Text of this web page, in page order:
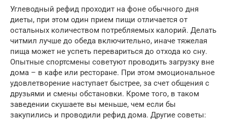
Углеводный рефид проходит на фоне обычного дня
диеты, при этом один прием пищи отличается от
остальных количеством потребляемых калорий. Делать
читмил лучше до обеда включительно, иначе тяжелая
пища может не успеть перевариться до отхода ко сну.
Опытные спортсмены советуют проводить загрузку вне
дома – в кафе или ресторане. При этом эмоциональное
удовлетворение наступает быстрее, за счет общения с
друзьями и смены обстановки. Кроме того, в таком
заведении скушаете вы меньше, чем если бы
закупились и проводили рефид дома. Другие советы: